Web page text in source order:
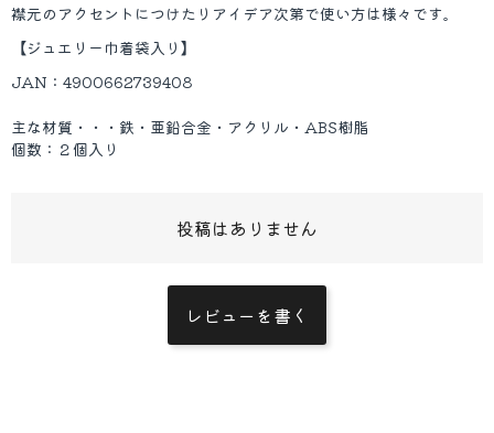
襟元のアクセントにつけたりアイデア次第で使い方は様々です。
【ジュエリー巾着袋入り】
JAN：4900662739408
主な材質・・・鉄・亜鉛合金・アクリル・ABS樹脂
個数：２個入り
投稿はありません
レビューを書く